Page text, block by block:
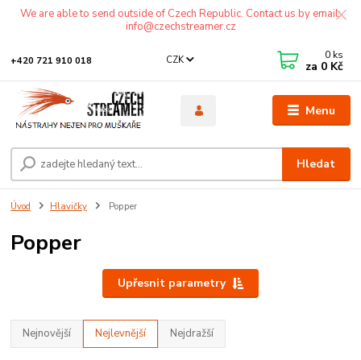
We are able to send outside of Czech Republic. Contact us by email:
info@czechstreamer.cz
Menu
CZK
Hledat
+420 721 910 018 0 ks
za 0 Kč
Úvod Hlavičky Popper
Popper
Upřesnit parametry
Nejnovější Nejlevnější Nejdražší